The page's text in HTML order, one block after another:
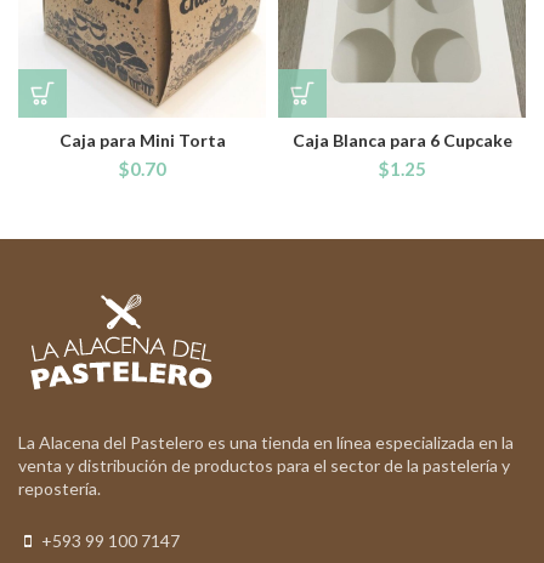
Caja para Mini Torta
$0.70
Caja Blanca para 6 Cupcake
$1.25
La Alacena del Pastelero es una tienda en línea especializada en la
venta y distribución de productos para el sector de la pastelería y
repostería.
+593 99 100 7147